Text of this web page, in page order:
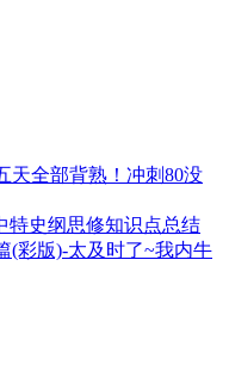
天全部背熟！冲刺80没
特史纲思修知识点总结
(彩版)-太及时了~我内牛